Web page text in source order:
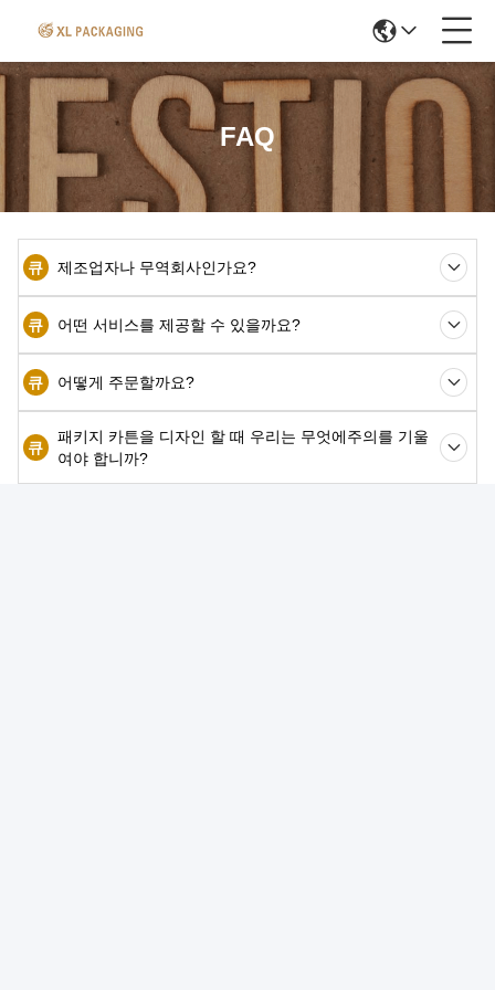
FAQ
큐 제조업자나 무역회사인가요?
큐 어떤 서비스를 제공할 수 있을까요?
큐 어떻게 주문할까요?
큐
패키지 카튼을 디자인 할 때 우리는 무엇에주의를 기울
여야 합니까?